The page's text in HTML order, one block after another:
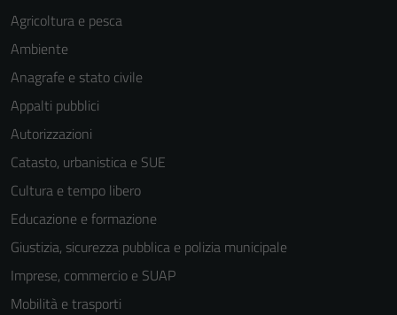
Agricoltura e pesca
Ambiente
Anagrafe e stato civile
Appalti pubblici
Autorizzazioni
Catasto, urbanistica e SUE
Cultura e tempo libero
Educazione e formazione
Giustizia, sicurezza pubblica e polizia municipale
Imprese, commercio e SUAP
Mobilità e trasporti